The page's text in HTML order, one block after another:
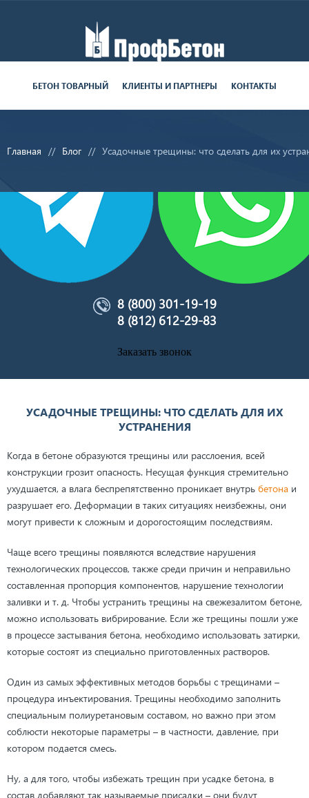
Работаем пн-пт с 9:00 до 19:00
поставки круглосуточно
8 (800) 301-19-19
8 (812) 612-29-83
Заказать звонок
БЕТОН ТОВАРНЫЙ КЛИЕНТЫ И ПАРТНЕРЫ КОНТАКТЫ
Главная Блог Усадочные трещины: что сделать для их
УСАДОЧНЫЕ ТРЕЩИНЫ: ЧТО СДЕЛАТЬ ДЛЯ ИХ
УСТРАНЕНИЯ
Когда в бетоне образуются трещины или расслоения, всей
конструкции грозит опасность. Несущая функция стремительно
ухудшается, а влага беспрепятственно проникает внутрь бетона и
разрушает его. Деформации в таких ситуациях неизбежны, они
могут привести к сложным и дорогостоящим последствиям.
Чаще всего трещины появляются вследствие нарушения
технологических процессов, также среди причин и неправильно
составленная пропорция компонентов, нарушение технологии
заливки и т. д. Чтобы устранить трещины на свежезалитом бетоне,
можно использовать вибрирование. Если же трещины пошли уже
в процессе застывания бетона, необходимо использовать затирки,
которые состоят из специально приготовленных растворов.
Один из самых эффективных методов борьбы с трещинами –
процедура инъектирования. Трещины необходимо заполнить
специальным полиуретановым составом, но важно при этом
соблюсти некоторые параметры – в частности, давление, при
котором подается смесь.
Ну, а для того, чтобы избежать трещин при усадке бетона, в
состав добавляют так называемые присадки – они будут